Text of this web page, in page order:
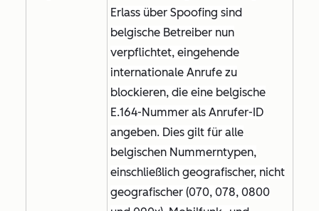
Erlass über Spoofing sind
belgische Betreiber nun
verpflichtet, eingehende
internationale Anrufe zu
blockieren, die eine belgische
E.164-Nummer als Anrufer-ID
angeben. Dies gilt für alle
belgischen Nummerntypen,
einschließlich geografischer, nicht
geografischer (070, 078, 0800